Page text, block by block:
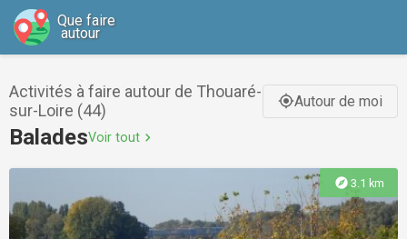
Que faire
autour
Activités à faire autour de Thouaré-
sur-Loire (44)
gps_fixedAutour de moi
BaladesVoir tout chevron_right
explore 3.1 km